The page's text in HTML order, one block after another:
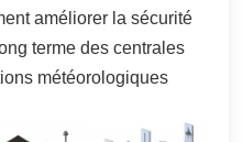
améliorer la sécurité
terme des centrales
météorologiques